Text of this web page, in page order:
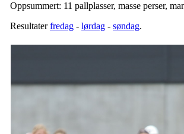
Oppsummert: 11 pallplasser, masse perser,
Resultaterfredag - lørdag - søndag.